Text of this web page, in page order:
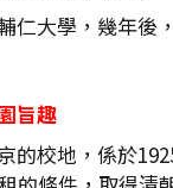
仁大學，幾年後
旨趣
的校地，係於